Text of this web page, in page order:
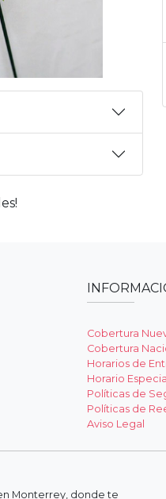
Cobertura
Cobertura
Horarios de
Horario Especial
Políticas de
Políticas de
Aviso Legal
Monterrey, donde te